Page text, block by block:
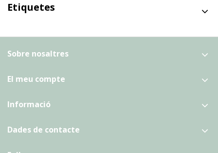
Etiquetes
Sobre nosaltres
El meu compte
Informació
Dades de contacte